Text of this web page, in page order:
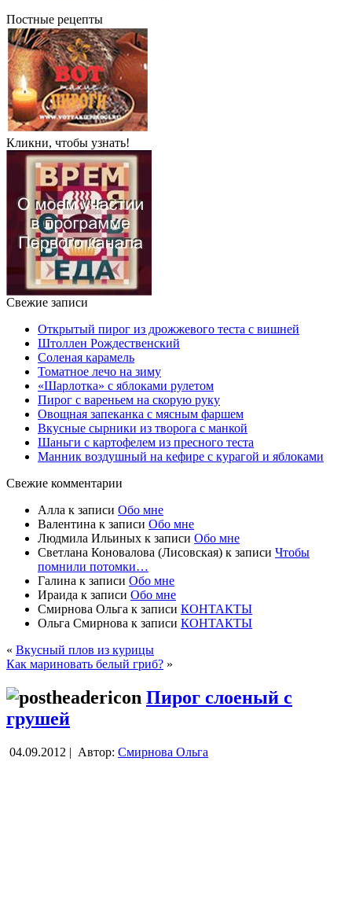
Постные рецепты
Кликни, чтобы узнать!
Свежие записи
Открытый пирог из дрожжевого теста с вишней
Штоллен Рождественский
Соленая карамель
Томатное лечо на зиму
«Шарлотка» с яблоками рулетом
Пирог с вареньем на скорую руку
Овощная запеканка с мясным фаршем
Вкусные сырники из творога с манкой
Шаньги с картофелем из пресного теста
Манник воздушный на кефире с курагой и яблоками
Свежие комментарии
Алла к записи Обо мне
Валентина к записи Обо мне
Людмила Ильиных к записи Обо мне
Светлана Коновалова (Лисовская) к записи Чтобы
помнили потомки…
Галина к записи Обо мне
Ираида к записи Обо мне
Смирнова Ольга к записи КОНТАКТЫ
Ольга Смирнова к записи КОНТАКТЫ
« Вкусный плов из курицы
Как мариновать белый гриб? »
Пирог слоеный с
грушей
04.09.2012 | Автор: Смирнова Ольга